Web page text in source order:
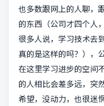
也多数跟网上的人聊，
的东西（公司才四个人
很多人说，学习技术去
真的是这样的吗？），
在这里学习进步的空间
的人相比会差多远，突
希望，没动力，也很迷